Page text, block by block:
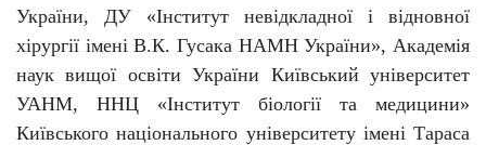
України, ДУ «Інститут невідкладної і відновної
хірургії імені В.К. Гусака НАМН України», Академія
наук вищої освіти України Київський університет
УАНМ, ННЦ «Інститут біології та медицини»
Київського національного університету імені Тараса